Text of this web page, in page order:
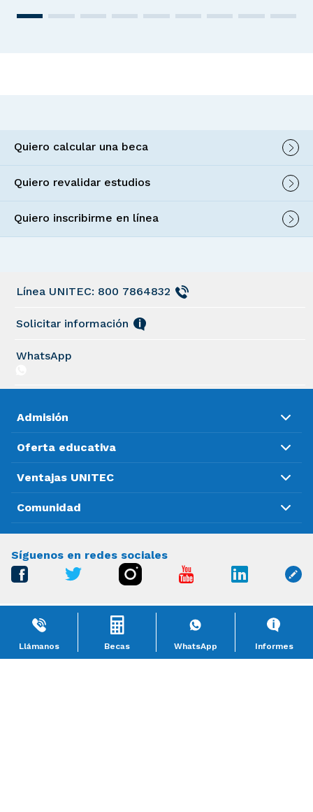
Llámanos Becas WhatsApp Informes
Quiero calcular una beca
Quiero revalidar estudios
Quiero inscribirme en línea
Línea UNITEC: 800 7864832
Solicitar información
WhatsApp
Admisión
Oferta educativa
Ventajas UNITEC
Comunidad
Síguenos en redes sociales
Acuerdo Secretarial 142 de la SEP de la fecha 24 de Octubre
de 1988 Universidad Tecnológica de México. Derechos
sección, Delegación Miguel Hidalgo, Ciudad de México, C.P.